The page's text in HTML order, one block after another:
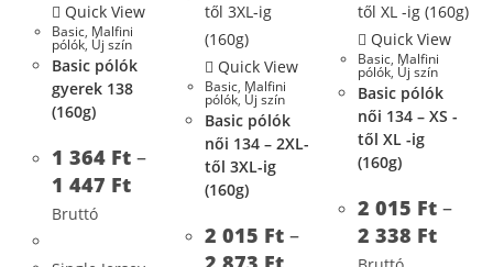
Quick View
Basic, Malfini
pólók, Új szín
Basic pólók
gyerek 138
(160g)
1 364 Ft –
1 447 Ft
Bruttó
Quick View
Basic, Malfini
pólók, Új szín
Basic pólók
női 134 – 2XL-
től 3XL-ig
(160g)
2 015 Ft –
Quick View
Basic, Malfini
pólók, Új szín
Basic pólók
női 134 – XS -
től XL -ig
(160g)
2 015 Ft –
2 338 Ft